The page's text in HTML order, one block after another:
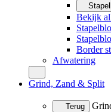
Bekijk
Border
Afwatering
Grind, Zand & Split
Terug